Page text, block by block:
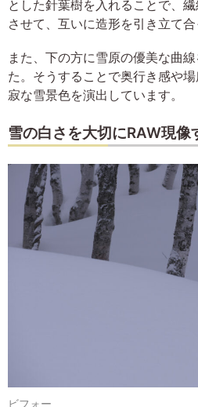
とした針葉樹を入れることで、
させて、互いに造形を引き立て合
また、下の方に雪原の優美な曲
た。そうすることで奥行き感や
寂な雪景色を演出しています。
雪の白さを大切にRAW現像
ビフォー